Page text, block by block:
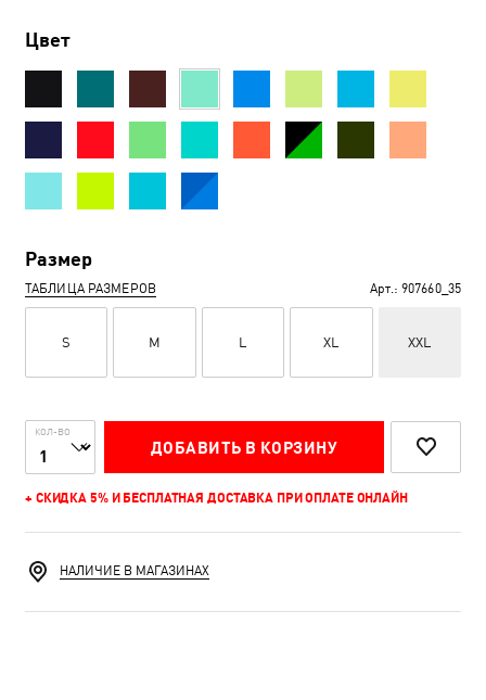
Цвет
Размер
ТАБЛИЦА РАЗМЕРОВ Арт.: 907660_35
S M L XL XXL
КОЛ-ВО
ДОБАВИТЬ В КОРЗИНУ
+ СКИДКА 5% И БЕСПЛАТНАЯ ДОСТАВКА ПРИ ОПЛАТЕ ОНЛАЙН
НАЛИЧИЕ В МАГАЗИНАХ